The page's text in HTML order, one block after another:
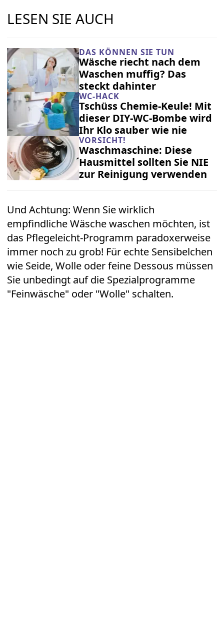
LESEN SIE AUCH
DAS KÖNNEN SIE TUN
Wäsche riecht nach dem
Waschen muffig? Das
steckt dahinter
WC-HACK
Tschüss Chemie-Keule! Mit
dieser DIY-WC-Bombe wird
Ihr Klo sauber wie nie
VORSICHT!
Waschmaschine: Diese
Hausmittel sollten Sie NIE
zur Reinigung verwenden
Und Achtung: Wenn Sie wirklich
empfindliche Wäsche waschen möchten, ist
das Pflegeleicht-Programm paradoxerweise
immer noch zu grob! Für echte Sensibelchen
wie Seide, Wolle oder feine Dessous müssen
Sie unbedingt auf die Spezialprogramme
"Feinwäsche" oder "Wolle" schalten.